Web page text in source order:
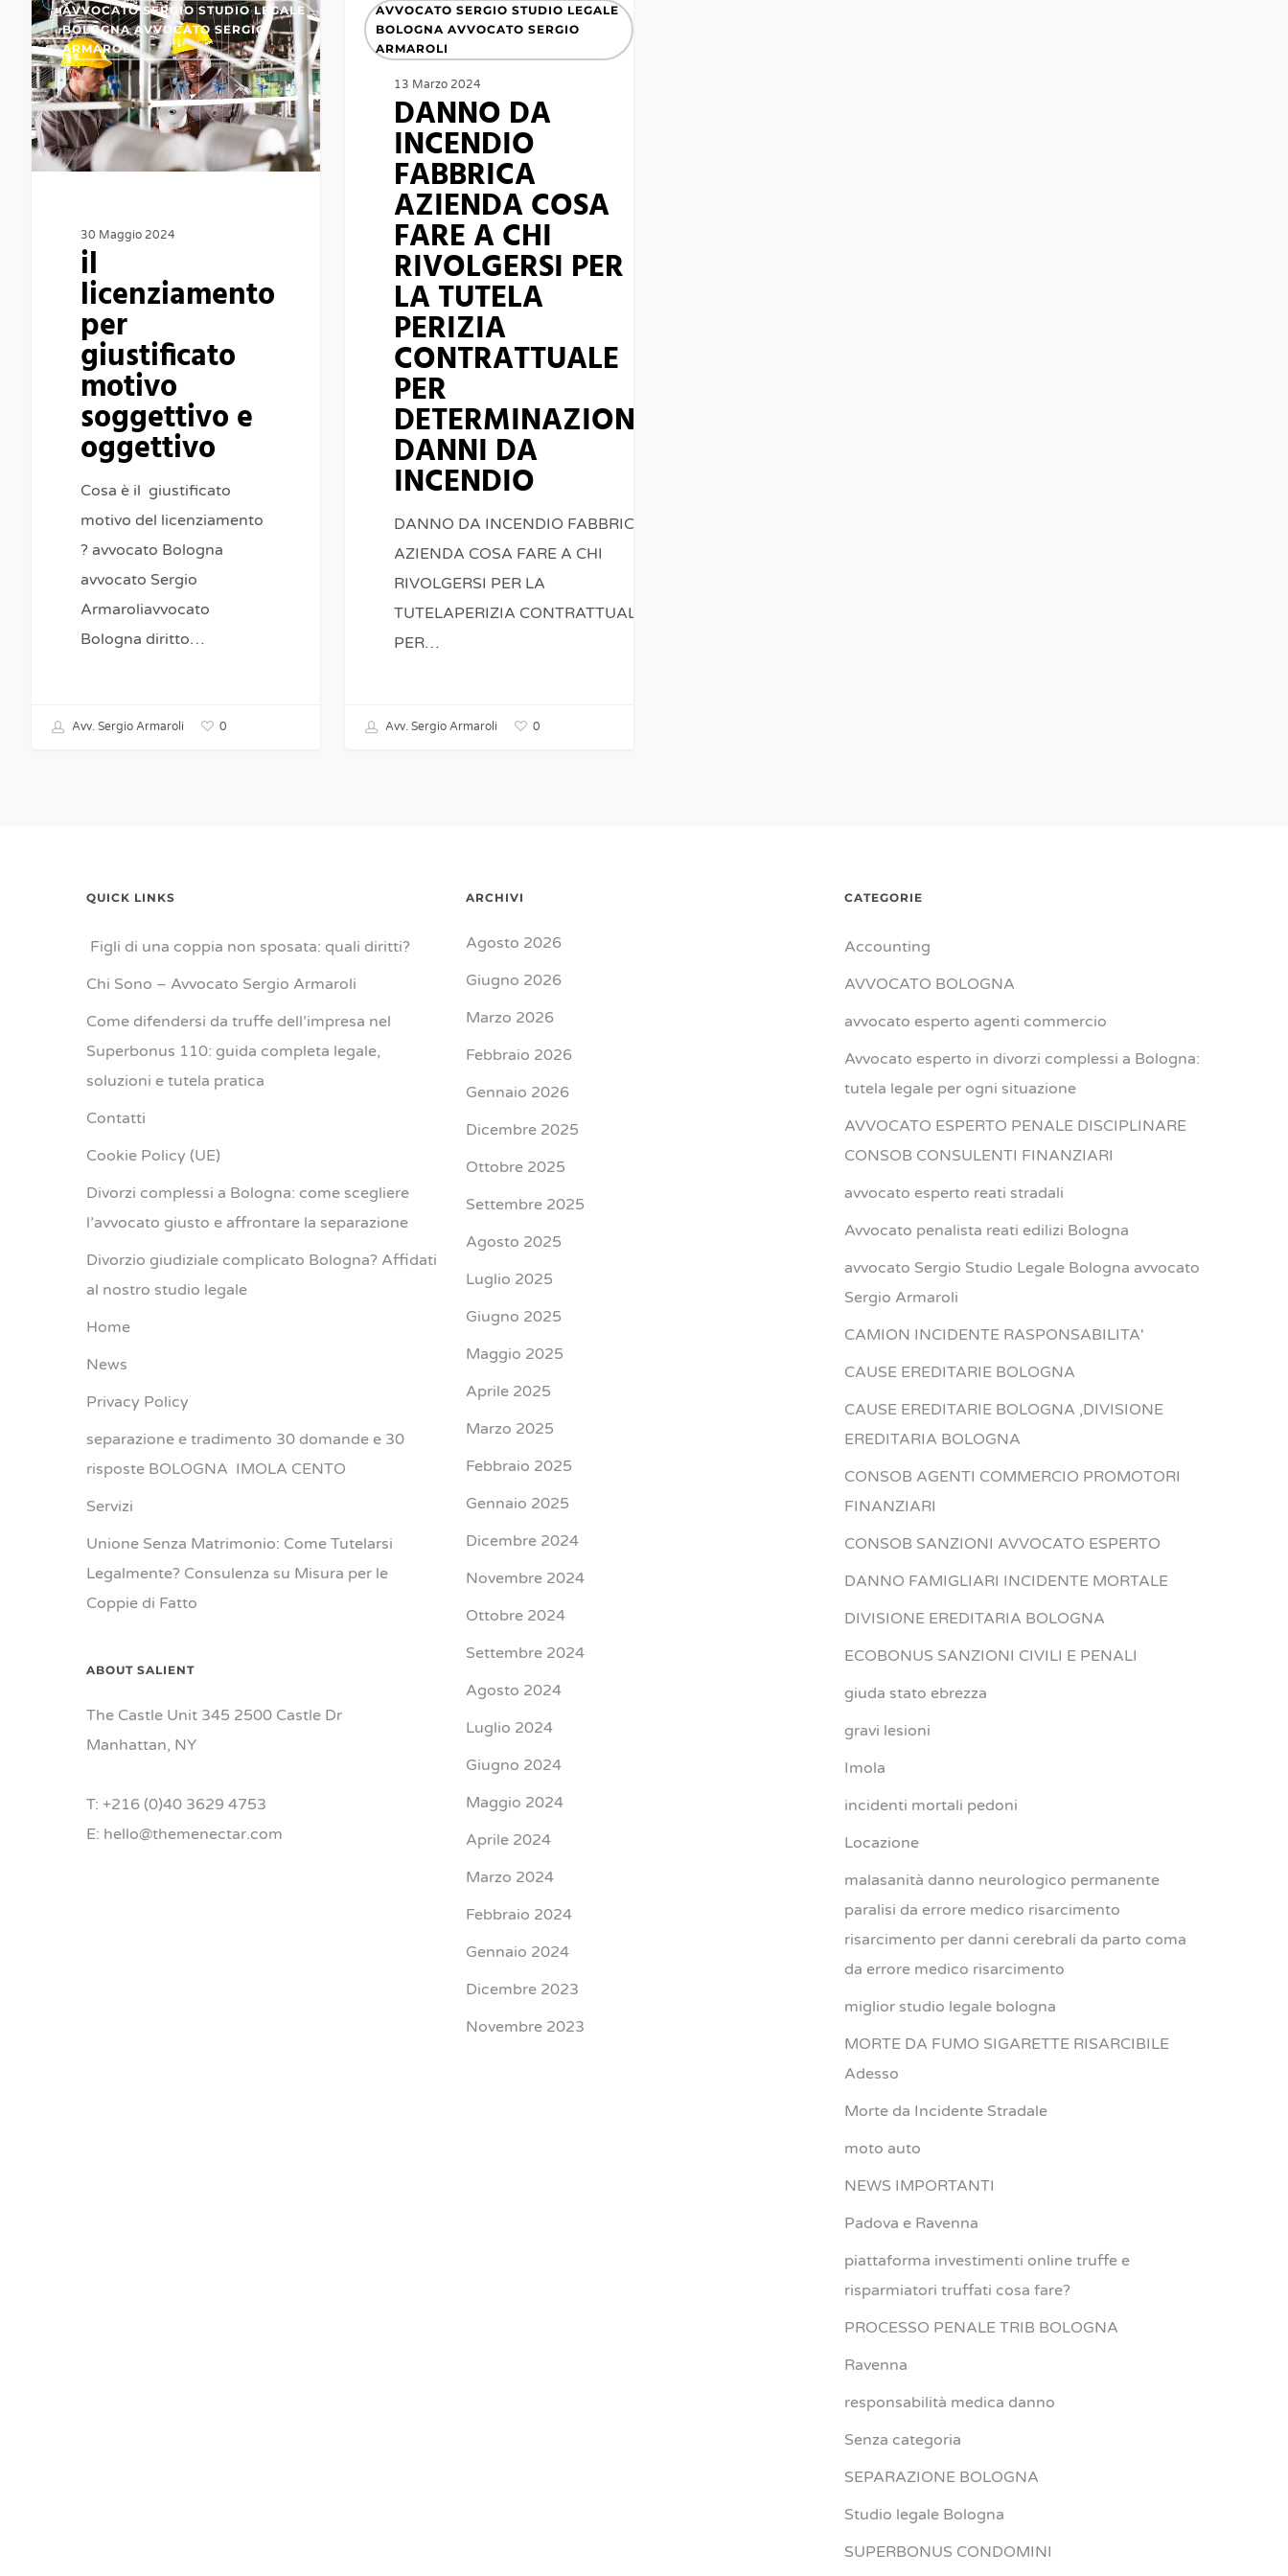
licenziamento
per
giustificato
motivo
soggettivo
e
AVVOCATO SERGIO STUDIO LEGALE
BOLOGNA AVVOCATO SERGIO
ARMAROLI
30 Maggio 2024
il
licenziamento
per
giustificato
motivo
soggettivo e
oggettivo
Cosa è il giustificato
motivo del licenziamento
? avvocato Bologna
avvocato Sergio
Armaroliavvocato
Bologna diritto…
Avv. Sergio Armaroli 0
DA
INCENDIO
FABBRICA
AZIENDA
RIVOLGERSI
TUTELA
PERIZIA
CONTRATTUALE
DETERMINAZIONE
INCENDIO
AVVOCATO SERGIO STUDIO LEGALE
BOLOGNA AVVOCATO SERGIO
ARMAROLI
13 Marzo 2024
DANNO DA
INCENDIO
FABBRICA
AZIENDA COSA
FARE A CHI
RIVOLGERSI PER
LA TUTELA
PERIZIA
CONTRATTUALE
PER
DETERMINAZIONE
DANNI DA
INCENDIO
DANNO DA INCENDIO FABBRICA
AZIENDA COSA FARE A CHI
RIVOLGERSI PER LA
TUTELAPERIZIA CONTRATTUALE
PER…
Avv. Sergio Armaroli 0
QUICK LINKS
Figli di una coppia non sposata: quali diritti?
Chi Sono – Avvocato Sergio Armaroli
Come difendersi da truffe dell’impresa nel
Superbonus 110: guida completa legale,
soluzioni e tutela pratica
Contatti
Cookie Policy (UE)
Divorzi complessi a Bologna: come scegliere
l’avvocato giusto e affrontare la separazione
Divorzio giudiziale complicato Bologna? Affidati
al nostro studio legale
Home
News
Privacy Policy
separazione e tradimento 30 domande e 30
risposte BOLOGNA IMOLA CENTO
Servizi
Unione Senza Matrimonio: Come Tutelarsi
Legalmente? Consulenza su Misura per le
Coppie di Fatto
ABOUT SALIENT
The Castle Unit 345 2500 Castle Dr
Manhattan, NY
T: +216 (0)40 3629 4753
E: hello@themenectar.com
ARCHIVI
Agosto 2026
Giugno 2026
Marzo 2026
Febbraio 2026
Gennaio 2026
Dicembre 2025
Ottobre 2025
Settembre 2025
Agosto 2025
Luglio 2025
Giugno 2025
Maggio 2025
Aprile 2025
Marzo 2025
Febbraio 2025
Gennaio 2025
Dicembre 2024
Novembre 2024
Ottobre 2024
Settembre 2024
Agosto 2024
Luglio 2024
Giugno 2024
Maggio 2024
Aprile 2024
Marzo 2024
Febbraio 2024
Gennaio 2024
Dicembre 2023
Novembre 2023
CATEGORIE
Accounting
AVVOCATO BOLOGNA
avvocato esperto agenti commercio
Avvocato esperto in divorzi complessi a Bologna:
tutela legale per ogni situazione
AVVOCATO ESPERTO PENALE DISCIPLINARE
CONSOB CONSULENTI FINANZIARI
avvocato esperto reati stradali
Avvocato penalista reati edilizi Bologna
avvocato Sergio Studio Legale Bologna avvocato
Sergio Armaroli
CAMION INCIDENTE RASPONSABILITA'
CAUSE EREDITARIE BOLOGNA
CAUSE EREDITARIE BOLOGNA ,DIVISIONE
EREDITARIA BOLOGNA
CONSOB AGENTI COMMERCIO PROMOTORI
FINANZIARI
CONSOB SANZIONI AVVOCATO ESPERTO
DANNO FAMIGLIARI INCIDENTE MORTALE
DIVISIONE EREDITARIA BOLOGNA
ECOBONUS SANZIONI CIVILI E PENALI
giuda stato ebrezza
gravi lesioni
Imola
incidenti mortali pedoni
Locazione
malasanità danno neurologico permanente
paralisi da errore medico risarcimento
risarcimento per danni cerebrali da parto coma
da errore medico risarcimento
miglior studio legale bologna
MORTE DA FUMO SIGARETTE RISARCIBILE
Adesso
Morte da Incidente Stradale
moto auto
NEWS IMPORTANTI
Padova e Ravenna
piattaforma investimenti online truffe e
risparmiatori truffati cosa fare?
PROCESSO PENALE TRIB BOLOGNA
Ravenna
responsabilità medica danno
Senza categoria
SEPARAZIONE BOLOGNA
Studio legale Bologna
SUPERBONUS CONDOMINI